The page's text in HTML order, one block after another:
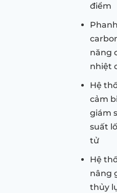
điểm
năng
nhiệt
Hệ
cảm
giám
suất
tử
Hệ
nâng
thủy